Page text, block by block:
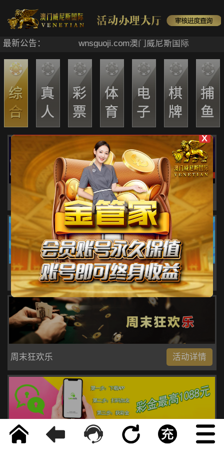
最新公告： wnsguoji.com澳门威尼斯国际
活动详情
申请优惠
感恩回馈【第四十二期】
活动详情
周末狂欢双重奏
活动详情
周末狂欢乐
活动详情
友谊互联
X